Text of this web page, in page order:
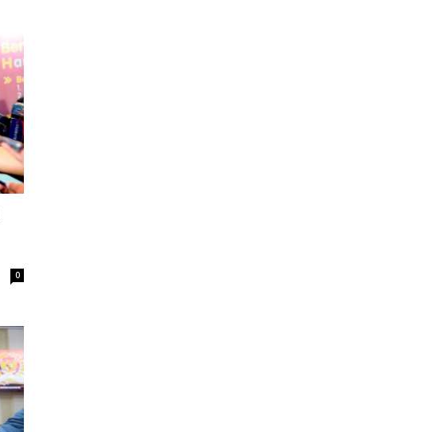
0